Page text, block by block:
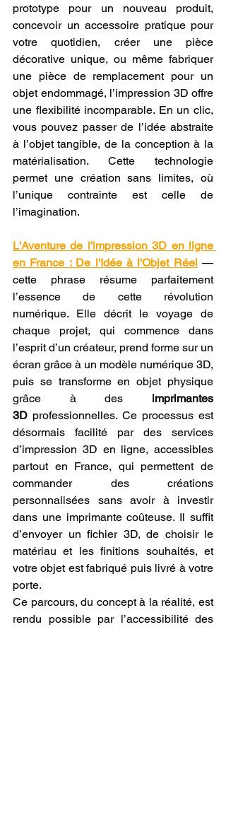
prototype pour un nouveau produit,
concevoir un accessoire pratique pour
votre quotidien, créer une pièce
décorative unique, ou même fabriquer
une pièce de remplacement pour un
objet endommagé, l’impression 3D offre
une flexibilité incomparable. En un clic,
vous pouvez passer de l’idée abstraite
à l’objet tangible, de la conception à la
matérialisation. Cette technologie
permet une création sans limites, où
l’unique contrainte est celle de
l’imagination.
L'Aventure de l'impression 3D en ligne
en France : De l'Idée à l'Objet Réel —
cette phrase résume parfaitement
l’essence de cette révolution
numérique. Elle décrit le voyage de
chaque projet, qui commence dans
l’esprit d’un créateur, prend forme sur un
écran grâce à un modèle numérique 3D,
puis se transforme en objet physique
grâce à des imprimantes
3D professionnelles. Ce processus est
désormais facilité par des services
d’impression 3D en ligne, accessibles
partout en France, qui permettent de
commander des créations
personnalisées sans avoir à investir
dans une imprimante coûteuse. Il suffit
d’envoyer un fichier 3D, de choisir le
matériau et les finitions souhaités, et
votre objet est fabriqué puis livré à votre
porte.
Ce parcours, du concept à la réalité, est